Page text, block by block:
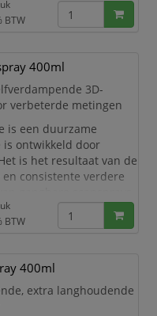
voor een zeer dunne en
van het scanobject.
pigmenten,
en is
BTW
400ml
3D-
verbeterde metingen
is een duurzame
is ontwikkeld door
is het resultaat van de
consistente verdere
zorgt voor een schone,
efficiënte 3D-scan te
op reflecterende,
sterk gestructureerde
BTW
400ml
extra langhoudende